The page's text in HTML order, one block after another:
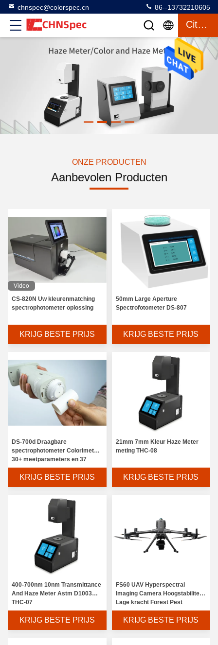
chnspec@colorspec.cn 86--13732210605
Citaat
ONZE PRODUCTEN
Aanbevolen Producten
Video
CS-820N Uw kleurenmatching
spectrophotometer oplossing
KRIJG BESTE PRIJS
50mm Large Aperture
Spectrofotometer DS-807
KRIJG BESTE PRIJS
DS-700d Draagbare
spectrophotometer Colorimeter
30+ meetparameters en 37
evaluatie lichtbronnen
KRIJG BESTE PRIJS
21mm 7mm Kleur Haze Meter
meting THC-08
KRIJG BESTE PRIJS
400-700nm 10nm Transmittance
And Haze Meter Astm D1003
THC-07
KRIJG BESTE PRIJS
FS60 UAV Hyperspectral
Imaging Camera Hoogstabiliteit
Lage kracht Forest Pest
Disease Monitoring
KRIJG BESTE PRIJS